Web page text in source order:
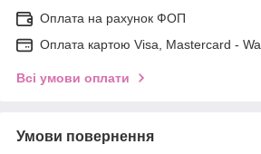
Оплата на рахунок ФОП
Оплата картою Visa, Mastercard -
Всі умови оплати
Умови повернення